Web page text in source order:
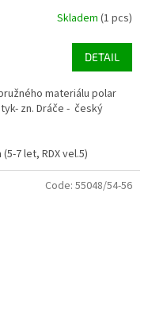
Skladem (1 pcs)
DETAIL
materiálu polar
zn. Dráče - český
7 let, RDX vel.5)
Code: 55048/54-56